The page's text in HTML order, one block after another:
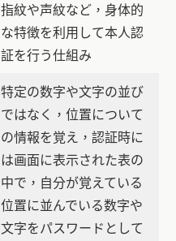
指紋や声紋など，身体的
な特徴を利用して本人認
証を行う仕組み
特定の数字や文字の並び
ではなく，位置について
の情報を覚え，認証時に
は画面に表示された表の
中で，自分が覚えている
位置に並んでいる数字や
文字をパスワードとして